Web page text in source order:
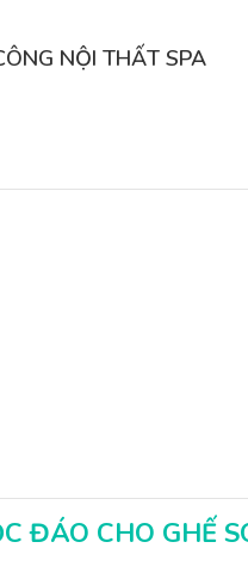
NỘI THẤT SPA
ĐÁO CHO GHẾ